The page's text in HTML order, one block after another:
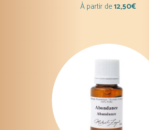
À partir de12,50€